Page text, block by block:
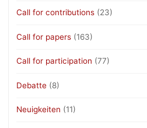
Call for contributions (23)
Call for papers (163)
Call for participation (77)
Debatte (8)
Neuigkeiten (11)